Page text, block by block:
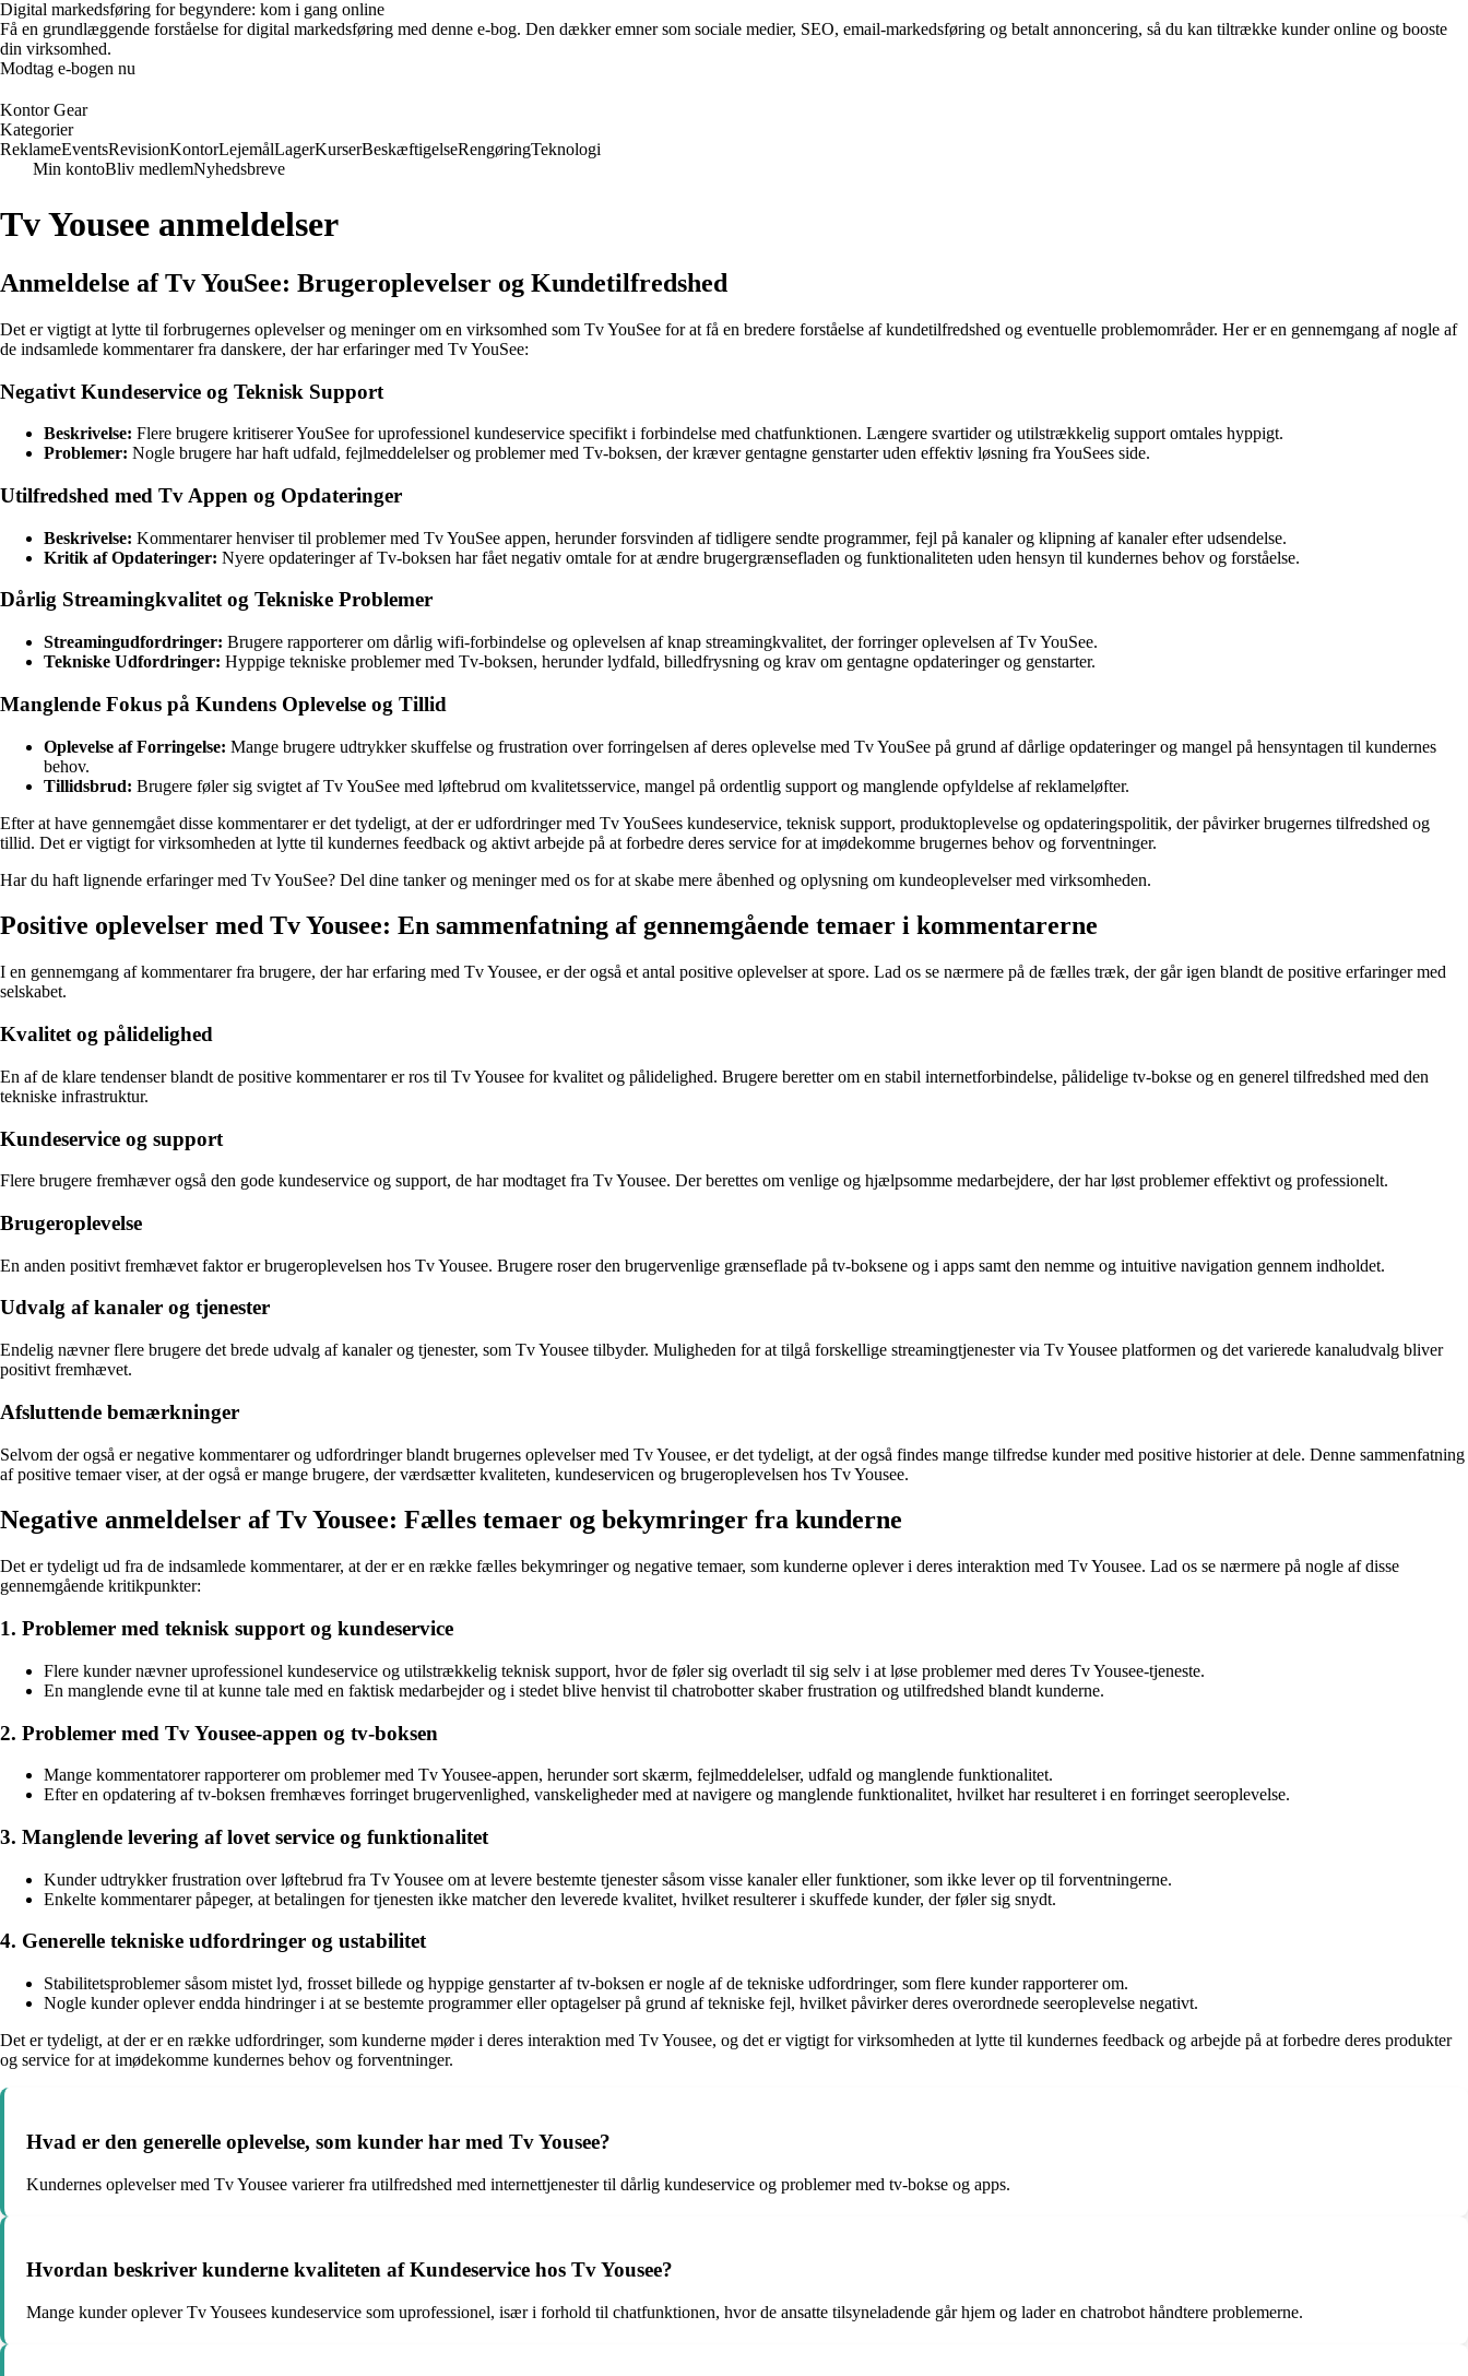
Digital markedsføring for begyndere: kom i gang online
Få en grundlæggende forståelse for digital markedsføring med denne e-bog. Den dækker emner som sociale medier, SEO, email-markedsføring og betalt annoncering, så du kan tiltrække kunder online og booste
din virksomhed.
Modtag e-bogen nu
Kontor Gear
Kategorier
ReklameEventsRevisionKontorLejemålLagerKurserBeskæftigelseRengøringTeknologi
Min kontoBliv medlemNyhedsbreve
Tv Yousee anmeldelser
Anmeldelse af Tv YouSee: Brugeroplevelser og Kundetilfredshed
Det er vigtigt at lytte til forbrugernes oplevelser og meninger om en virksomhed som Tv YouSee for at få en bredere forståelse af kundetilfredshed og eventuelle problemområder. Her er en gennemgang af nogle af
de indsamlede kommentarer fra danskere, der har erfaringer med Tv YouSee:
Negativt Kundeservice og Teknisk Support
Beskrivelse: Flere brugere kritiserer YouSee for uprofessionel kundeservice specifikt i forbindelse med chatfunktionen. Længere svartider og utilstrækkelig support omtales hyppigt.
Problemer: Nogle brugere har haft udfald, fejlmeddelelser og problemer med Tv-boksen, der kræver gentagne genstarter uden effektiv løsning fra YouSees side.
Utilfredshed med Tv Appen og Opdateringer
Beskrivelse: Kommentarer henviser til problemer med Tv YouSee appen, herunder forsvinden af tidligere sendte programmer, fejl på kanaler og klipning af kanaler efter udsendelse.
Kritik af Opdateringer: Nyere opdateringer af Tv-boksen har fået negativ omtale for at ændre brugergrænsefladen og funktionaliteten uden hensyn til kundernes behov og forståelse.
Dårlig Streamingkvalitet og Tekniske Problemer
Streamingudfordringer: Brugere rapporterer om dårlig wifi-forbindelse og oplevelsen af knap streamingkvalitet, der forringer oplevelsen af Tv YouSee.
Tekniske Udfordringer: Hyppige tekniske problemer med Tv-boksen, herunder lydfald, billedfrysning og krav om gentagne opdateringer og genstarter.
Manglende Fokus på Kundens Oplevelse og Tillid
Oplevelse af Forringelse: Mange brugere udtrykker skuffelse og frustration over forringelsen af deres oplevelse med Tv YouSee på grund af dårlige opdateringer og mangel på hensyntagen til kundernes
behov.
Tillidsbrud: Brugere føler sig svigtet af Tv YouSee med løftebrud om kvalitetsservice, mangel på ordentlig support og manglende opfyldelse af reklameløfter.
Efter at have gennemgået disse kommentarer er det tydeligt, at der er udfordringer med Tv YouSees kundeservice, teknisk support, produktoplevelse og opdateringspolitik, der påvirker brugernes tilfredshed og
tillid. Det er vigtigt for virksomheden at lytte til kundernes feedback og aktivt arbejde på at forbedre deres service for at imødekomme brugernes behov og forventninger.
Har du haft lignende erfaringer med Tv YouSee? Del dine tanker og meninger med os for at skabe mere åbenhed og oplysning om kundeoplevelser med virksomheden.
Positive oplevelser med Tv Yousee: En sammenfatning af gennemgående temaer i kommentarerne
I en gennemgang af kommentarer fra brugere, der har erfaring med Tv Yousee, er der også et antal positive oplevelser at spore. Lad os se nærmere på de fælles træk, der går igen blandt de positive erfaringer med
selskabet.
Kvalitet og pålidelighed
En af de klare tendenser blandt de positive kommentarer er ros til Tv Yousee for kvalitet og pålidelighed. Brugere beretter om en stabil internetforbindelse, pålidelige tv-bokse og en generel tilfredshed med den
tekniske infrastruktur.
Kundeservice og support
Flere brugere fremhæver også den gode kundeservice og support, de har modtaget fra Tv Yousee. Der berettes om venlige og hjælpsomme medarbejdere, der har løst problemer effektivt og professionelt.
Brugeroplevelse
En anden positivt fremhævet faktor er brugeroplevelsen hos Tv Yousee. Brugere roser den brugervenlige grænseflade på tv-boksene og i apps samt den nemme og intuitive navigation gennem indholdet.
Udvalg af kanaler og tjenester
Endelig nævner flere brugere det brede udvalg af kanaler og tjenester, som Tv Yousee tilbyder. Muligheden for at tilgå forskellige streamingtjenester via Tv Yousee platformen og det varierede kanaludvalg bliver
positivt fremhævet.
Afsluttende bemærkninger
Selvom der også er negative kommentarer og udfordringer blandt brugernes oplevelser med Tv Yousee, er det tydeligt, at der også findes mange tilfredse kunder med positive historier at dele. Denne sammenfatning
af positive temaer viser, at der også er mange brugere, der værdsætter kvaliteten, kundeservicen og brugeroplevelsen hos Tv Yousee.
Negative anmeldelser af Tv Yousee: Fælles temaer og bekymringer fra kunderne
Det er tydeligt ud fra de indsamlede kommentarer, at der er en række fælles bekymringer og negative temaer, som kunderne oplever i deres interaktion med Tv Yousee. Lad os se nærmere på nogle af disse
gennemgående kritikpunkter:
1. Problemer med teknisk support og kundeservice
Flere kunder nævner uprofessionel kundeservice og utilstrækkelig teknisk support, hvor de føler sig overladt til sig selv i at løse problemer med deres Tv Yousee-tjeneste.
En manglende evne til at kunne tale med en faktisk medarbejder og i stedet blive henvist til chatrobotter skaber frustration og utilfredshed blandt kunderne.
2. Problemer med Tv Yousee-appen og tv-boksen
Mange kommentatorer rapporterer om problemer med Tv Yousee-appen, herunder sort skærm, fejlmeddelelser, udfald og manglende funktionalitet.
Efter en opdatering af tv-boksen fremhæves forringet brugervenlighed, vanskeligheder med at navigere og manglende funktionalitet, hvilket har resulteret i en forringet seeroplevelse.
3. Manglende levering af lovet service og funktionalitet
Kunder udtrykker frustration over løftebrud fra Tv Yousee om at levere bestemte tjenester såsom visse kanaler eller funktioner, som ikke lever op til forventningerne.
Enkelte kommentarer påpeger, at betalingen for tjenesten ikke matcher den leverede kvalitet, hvilket resulterer i skuffede kunder, der føler sig snydt.
4. Generelle tekniske udfordringer og ustabilitet
Stabilitetsproblemer såsom mistet lyd, frosset billede og hyppige genstarter af tv-boksen er nogle af de tekniske udfordringer, som flere kunder rapporterer om.
Nogle kunder oplever endda hindringer i at se bestemte programmer eller optagelser på grund af tekniske fejl, hvilket påvirker deres overordnede seeroplevelse negativt.
Det er tydeligt, at der er en række udfordringer, som kunderne møder i deres interaktion med Tv Yousee, og det er vigtigt for virksomheden at lytte til kundernes feedback og arbejde på at forbedre deres produkter
og service for at imødekomme kundernes behov og forventninger.
Hvad er den generelle oplevelse, som kunder har med Tv Yousee?
Kundernes oplevelser med Tv Yousee varierer fra utilfredshed med internettjenester til dårlig kundeservice og problemer med tv-bokse og apps.
Hvordan beskriver kunderne kvaliteten af Kundeservice hos Tv Yousee?
Mange kunder oplever Tv Yousees kundeservice som uprofessionel, især i forhold til chatfunktionen, hvor de ansatte tilsyneladende går hjem og lader en chatrobot håndtere problemerne.